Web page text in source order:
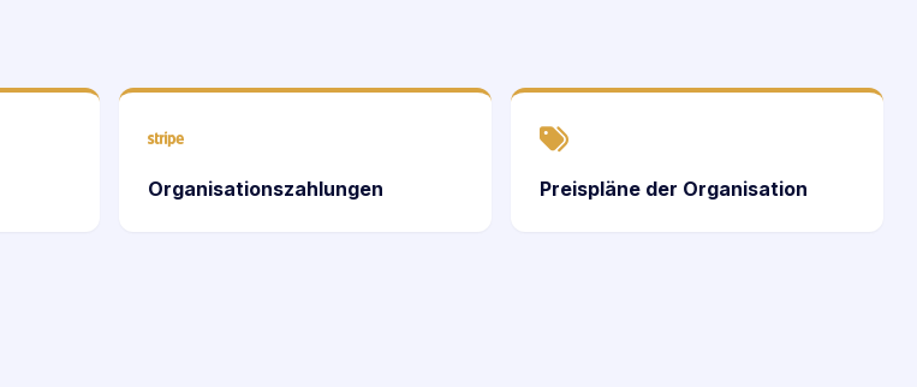
Organisationszahlungen Preispläne der Organisation